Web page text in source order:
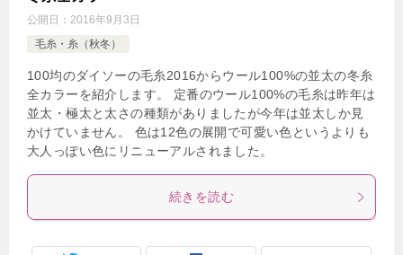
公開日： 2016年9月3日
毛糸・糸（秋冬）
100均のダイソーの毛糸2016からウール100%の並太の冬糸
全カラーを紹介します。 定番のウール100%の毛糸は昨年は
並太・極太と太さの種類がありましたが今年は並太しか見
かけていません。 色は12色の展開で可愛い色というよりも
大人っぽい色にリニューアルされました。
続きを読む